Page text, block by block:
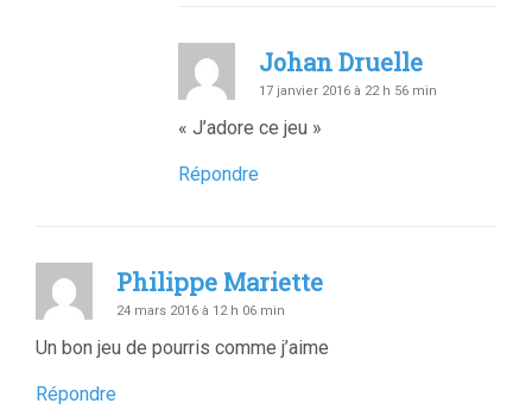
Johan Druelle
17 janvier 2016 à 22 h 56 min
« J’adore ce jeu »
Répondre
Philippe Mariette
24 mars 2016 à 12 h 06 min
Un bon jeu de pourris comme j’aime
Répondre